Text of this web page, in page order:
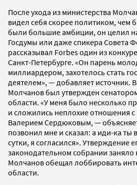
После ухода из министерства
видел себя скорее политиком, чем
были большие амбиции, он целил
Госдумы или даже спикера Совета
рассказывал Forbes один из
Санкт-Петербурге. «Он парень
миллиардером, захотелось стать
деятелем», — добавляет источник.
Молчанов был утвержден
области. «У меня было несколько
и сложились неплохие отношения с
Валерием Сердюковым, —
позвонил мне и сказал: а иди-ка ты
сутки, я согласился». Утверждение
законодательном собрании заняло
Молчанов обещал лоббировать
области.